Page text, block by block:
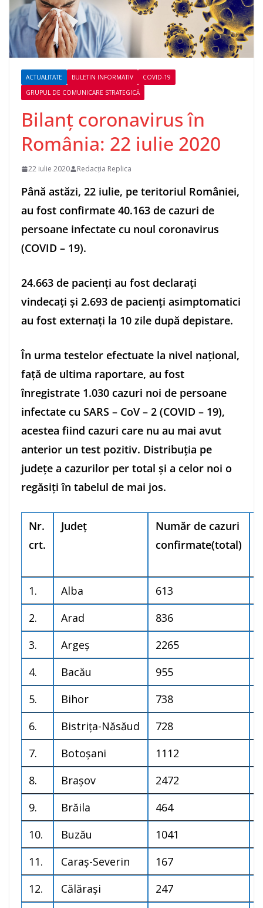
ACTUALITATE BULETIN INFORMATIV
COVID-19
GRUPUL DE COMUNICARE STRATEGICĂ
Bilanț coronavirus în
România: 22 iulie 2020
22 iulie 2020 Redacția Replica
Până astăzi, 22 iulie, pe teritoriul României,
au fost confirmate 40.163 de cazuri de
persoane infectate cu noul coronavirus
(COVID – 19).
24.663 de pacienți au fost declarați
vindecați și 2.693 de pacienți asimptomatici
au fost externați la 10 zile după depistare.
În urma testelor efectuate la nivel național,
față de ultima raportare, au fost
înregistrate 1.030 cazuri noi de persoane
infectate cu SARS – CoV – 2 (COVID – 19),
acestea fiind cazuri care nu au mai avut
anterior un test pozitiv. Distribuția pe
județe a cazurilor per total și a celor noi o
regăsiți în tabelul de mai jos.
Nr.
crt.
Județ
Număr de cazuri
confirmate(total)
1.
Alba 613
2.
Arad 836
3.
Argeș 2265
4.
Bacău 955
5.
Bihor 738
6.
Bistrița-Năsăud 728
7.
Botoșani 1112
8.
Brașov 2472
9.
Brăila 464
10.
Buzău 1041
11.
Caraș-Severin 167
12.
Călărași 247